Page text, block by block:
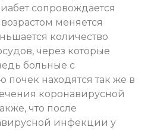
сопровождается
меняется
количество
через которые
больные с
почек находятся так же в
коронавирусной
что после
инфекции у